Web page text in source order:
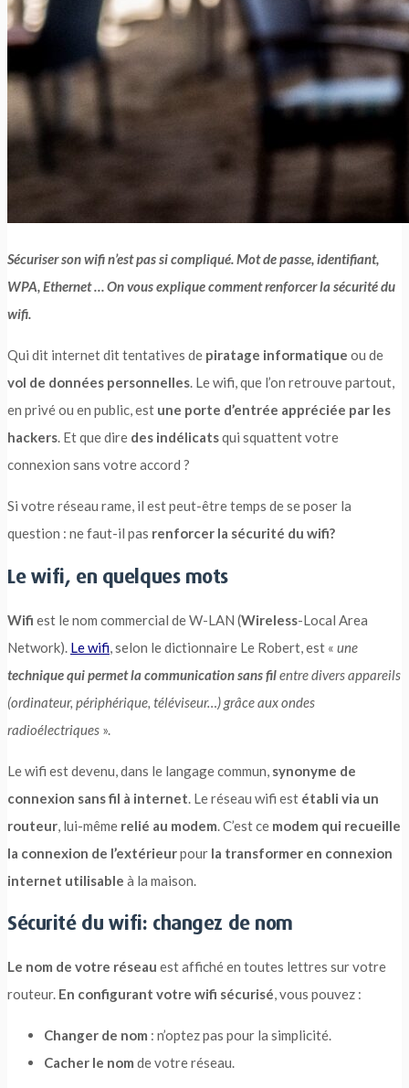
Sécuriser son wifi n’est pas si compliqué. Mot de passe, identifiant,
WPA,Ethernet … On vous explique comment renforcer la sécurité du
wifi.
Qui dit internet dit tentatives de piratage informatique ou de
vol de données personnelles. Le wifi, que l’on retrouve partout,
en privé ou en public, est une porte d’entrée appréciée par les
hackers. Et que dire des indélicatsqui squattent votre
connexion sans votre accord ?
Si votre réseau rame, il est peut-être temps de se poser la
question : ne faut-il pas renforcer la sécurité du wifi?
Le wifi, en quelques mots
Wifi est le nom commercial de W-LAN (Wireless-Local Area
Network). Le wifi, selon le dictionnaire Le Robert, est « une
techniquequi permet la communication sans filentre divers appareils
(ordinateur, périphérique, téléviseur…) grâce aux ondes
radioélectriques ».
Le wifi est devenu, dans le langage commun, synonyme de
connexion sans fil à internet. Le réseau wifi est établi via un
routeur, lui-même relié au modem. C’est ce modem qui recueille
la connexion de l’extérieurpour la transformer en connexion
internet utilisable à la maison.
Sécurité du wifi: changez de nom
Le nom de votre réseau est affiché en toutes lettres sur votre
routeur. En configurant votre wifi sécurisé, vous pouvez :
Changer de nom : n’optez pas pour la simplicité.
Cacher le nom de votre réseau.